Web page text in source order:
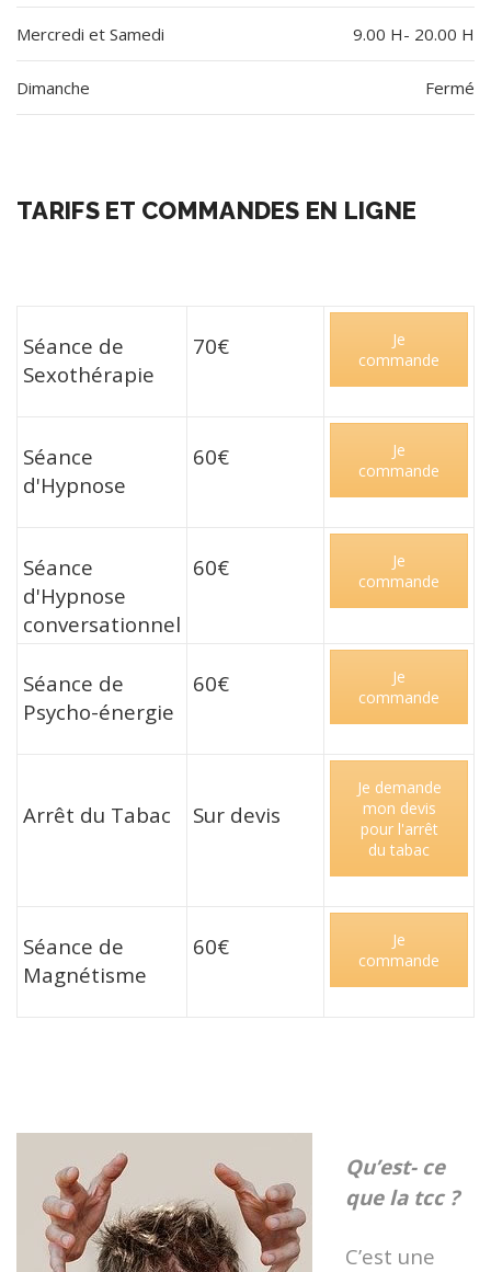
Mercredi et Samedi 9.00 H- 20.00 H
Dimanche Fermé
TARIFS ET COMMANDES EN LIGNE
Séance de
Sexothérapie
70€
Je
commande
Séance
d'Hypnose
60€
Je
commande
Séance
d'Hypnose
conversationnel
60€
Je
commande
Séance de
Psycho-énergie
60€
Je
commande
Arrêt du Tabac Sur devis
Je demande
mon devis
pour l'arrêt
du tabac
Séance de
Magnétisme
60€
Je
commande
Qu’est- ce
que la tcc ?
C’est une